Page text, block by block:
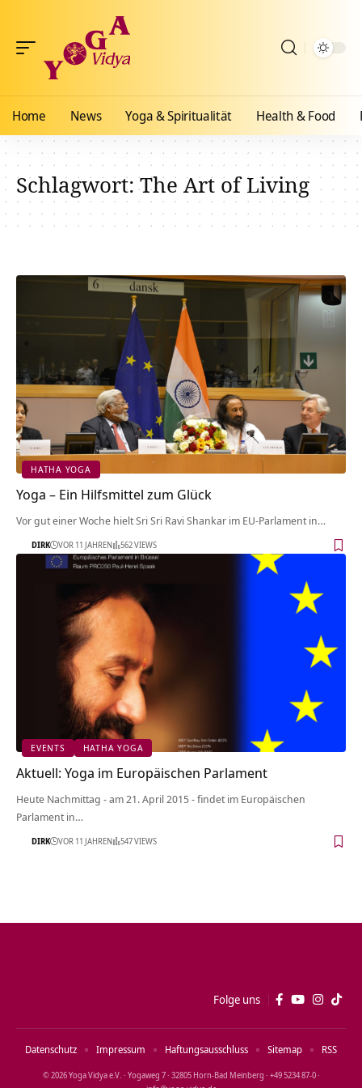
Home News Yoga & Spiritualität Health & Food
Schlagwort:The Art of Living
HATHA YOGA
Yoga – Ein Hilfsmittel zum Glück
Vor gut einer Woche hielt Sri Sri Ravi Shankar im EU-Parlament in…
DIRK VOR 11 JAHREN 562 VIEWS
EVENTS HATHA YOGA
Aktuell: Yoga im Europäischen Parlament
Heute Nachmittag - am 21. April 2015 - findet im Europäischen
Parlament in…
DIRK VOR 11 JAHREN 547 VIEWS
Folge uns
© 2026 Yoga Vidya e.V. · Yogaweg 7 · 32805 Horn‑Bad Meinberg · +49 5234 87‑0 ·
Datenschutz Impressum Haftungsausschluss Sitemap RSS